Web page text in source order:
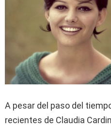
A pesar del paso del
recientes de Claudia